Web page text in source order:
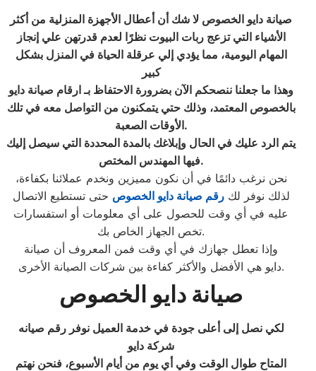
صيانة دايو الخصوص لا شك أن أعطال الأجهزة المنزلية من أكثر
الأشياء التي تزعج ربات البيوت نظرًا لعدم قدرتهن علي إنجاز
المهام اليومية، مما يؤدي إلي عرقلة الحياة في المنزل بشكل
كبير
وهذا ما جعلنا ننصحكم الآن بضرورة الاحتفاظ بـ ارقام صيانة دايو
بالخصوص المعتمد، وذلك حتي يتمكنون من التواصل معه في تلك
الأوقات الصعبة.
يتم الرد عليك في الحال وإبلاغك بالمدة المحددة التي سيصل إليك
فيها المهندس المختص.
نحن نرغب دائمًا في أن نكون مميزين ونخدم عملائنا بكفاءة،
لذلك نوفر لكرقم صيانة دايو الخصوص حتى تستطيع الاتصال
عليه في أي وقت للحصول على أي معلومات أو استفسارات
تخص الجهاز الخاص بك.
وإذا تعطل جهازك في أي وقت فمن المعروف أن صيانة
دايو هي الأفضل والأكثر كفاءة بين شركات الصيانة الأخرى.
صيانة دايو الخصوص
لكي نصل إلى أعلى جودة في خدمة العميل نوفر رقم صيانه
شركة دايو
المتاح طوال الوقت وفي أي يوم من أيام الأسبوع، فنحن نهتم